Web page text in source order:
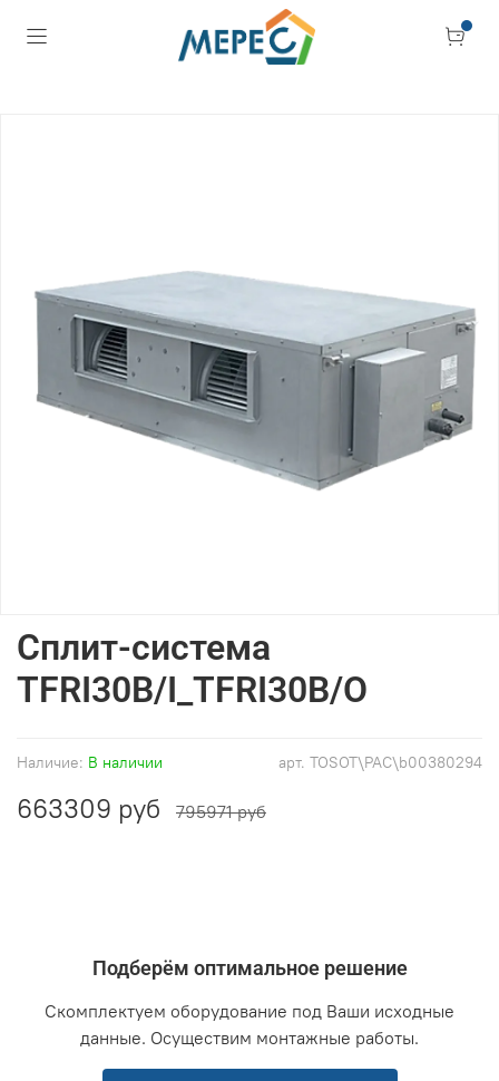
арт. TOSOT\PAC\b00380294
Наличие: В наличии
Сплит-система
TFRI30B/I_TFRI30B/O
663309 руб 795971 руб
Подберём оптимальное решение
Скомплектуем оборудование под Ваши исходные
данные. Осуществим монтажные работы.